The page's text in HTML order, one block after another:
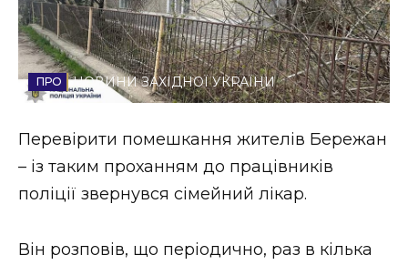
Соціум
Спорт
Стиль життя
Втрачений Ужгород
Втрачений Ужгород (відеоверсія)
НОВИНИ ЗАХІДНОЇ УКРАЇНИ
Перевірити помешкання жителів Бережан
– із таким проханням до працівників
поліції звернувся сімейний лікар.
Він розповів, що періодично, раз в кілька